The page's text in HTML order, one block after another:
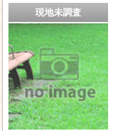
現地未調査